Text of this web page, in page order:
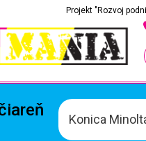
Projekt "Rozvoj
Konica